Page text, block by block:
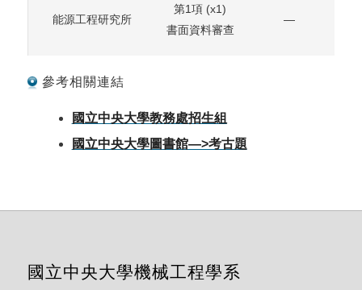
能源工程研究所
第1項 (x1)
書面資料審查
—
參考相關連結
國立中央大學教務處招生組
國立中央大學圖書館—>考古題
國立中央大學機械工程學系